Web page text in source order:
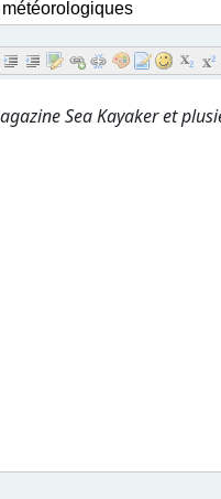
Sea Kayaker et